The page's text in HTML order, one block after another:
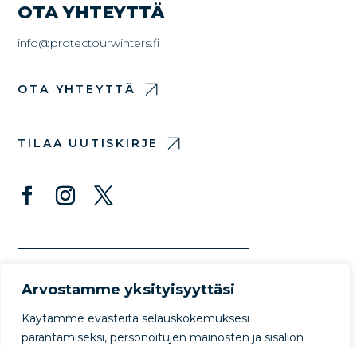
Arvostamme yksityisyyttäsi
Käytämme evästeitä selauskokemuksesi
parantamiseksi, personoitujen mainosten ja sisällön
OTA YHTEYTTÄ
info@protectourwinters.fi
OTA YHTEYTTÄ
TILAA UUTISKIRJE